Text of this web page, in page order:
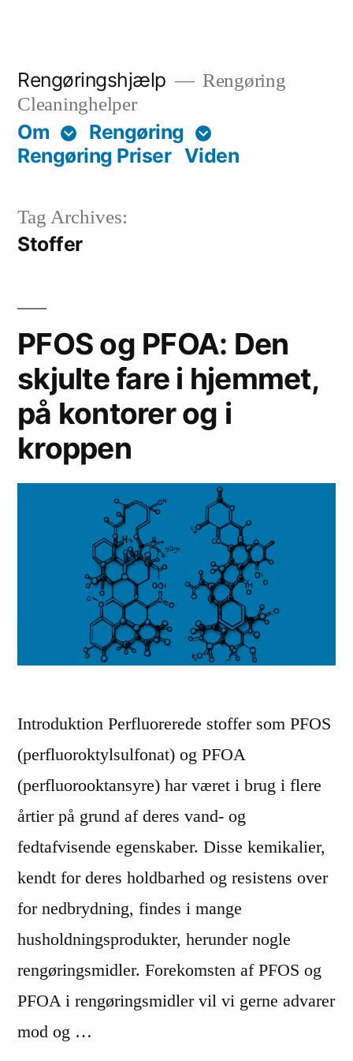
content
Rengøringshjælp
Rengøring
Cleaninghelper
Om
Rengøring
Rengøring Priser Viden
Tag Archives:
Stoffer
PFOS og PFOA: Den
skjulte fare i hjemmet,
på kontorer og i
kroppen
Introduktion Perfluorerede stoffer som PFOS
(perfluoroktylsulfonat) og PFOA
(perfluorooktansyre) har været i brug i flere
årtier på grund af deres vand- og
fedtafvisende egenskaber. Disse kemikalier,
kendt for deres holdbarhed og resistens over
for nedbrydning, findes i mange
husholdningsprodukter, herunder nogle
rengøringsmidler. Forekomsten af PFOS og
PFOA i rengøringsmidler vil vi gerne advarer
mod og …